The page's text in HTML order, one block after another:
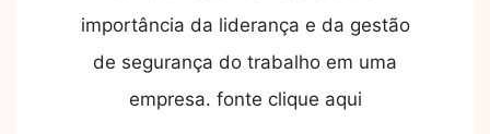
importância da liderança e da gestão
de segurança do trabalho em uma
empresa. fonte clique aqui